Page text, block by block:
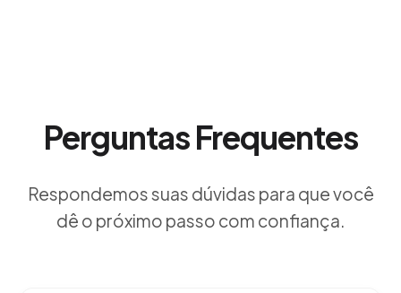
Perguntas Frequentes
Respondemos suas dúvidas para que você
dê o próximo passo com confiança.